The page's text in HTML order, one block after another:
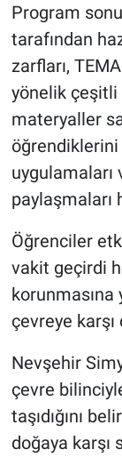
Program
tarafından
zarfları,
yönelik çeşitli
materyaller
öğrendiklerini
paylaşmaları
Öğrenciler
vakit geçirdi
çevreye karşı
Nevşehir
çevre
taşıdığını
doğaya karşı